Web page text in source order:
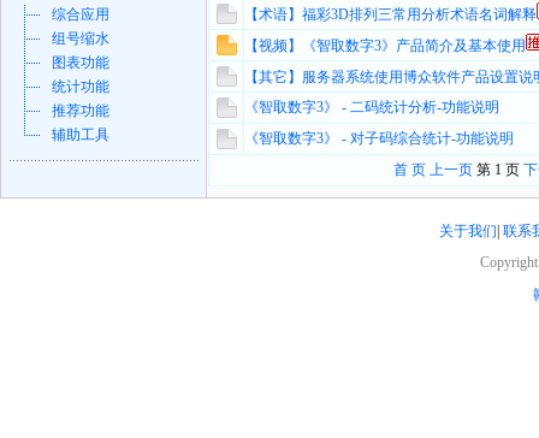
综合应用
组号缩水
图表功能
统计功能
推荐功能
辅助工具
【术语】福彩3D排列三常用分析术语名词解释
【视频】《智取数字3》产品简介及基本使用
【其它】服务器系统使用博众软件产品设置说
《智取数字3》 - 二码统计分析-功能说明
《智取数字3》 - 对子码综合统计-功能说明
首 页 上一页 第 1 页
关于我们 |联系